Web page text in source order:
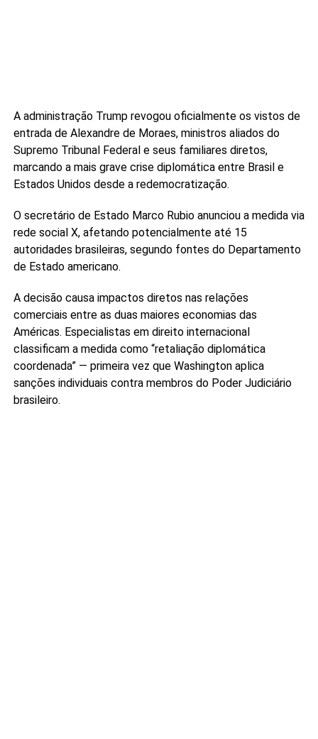
A administração Trump revogou oficialmente os vistos de
entrada de Alexandre de Moraes, ministros aliados do
Supremo Tribunal Federal e seus familiares diretos,
marcando a mais grave crise diplomática entre Brasil e
Estados Unidos desde a redemocratização.
O secretário de Estado Marco Rubio anunciou a medida via
rede social X, afetando potencialmente até 15
autoridades brasileiras, segundo fontes do Departamento
de Estado americano.
A decisão causa impactos diretos nas relações
comerciais entre as duas maiores economias das
Américas. Especialistas em direito internacional
classificam a medida como “retaliação diplomática
coordenada” — primeira vez que Washington aplica
sanções individuais contra membros do Poder Judiciário
brasileiro.